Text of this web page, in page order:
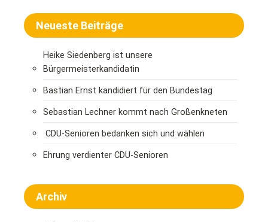
Neueste Beiträge
Heike Siedenberg ist unsere
Bürgermeisterkandidatin
Bastian Ernst kandidiert für den Bundestag
Sebastian Lechner kommt nach Großenkneten
CDU-Senioren bedanken sich und wählen
Ehrung verdienter CDU-Senioren
Archiv